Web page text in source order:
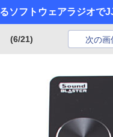
ソフトウェアラジオで
(6/21) 次の画